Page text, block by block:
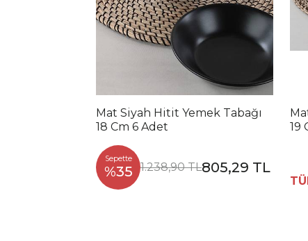
Mat Siyah Hitit Yemek Tabağı
18 Cm 6 Adet
Sepette
%35 1.238,90 TL805,29 TL
19